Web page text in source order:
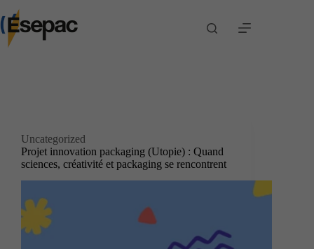
au
contenu
Uncategorized
Projet innovation packaging (Utopie) : Quand
sciences, créativité et packaging se rencontrent